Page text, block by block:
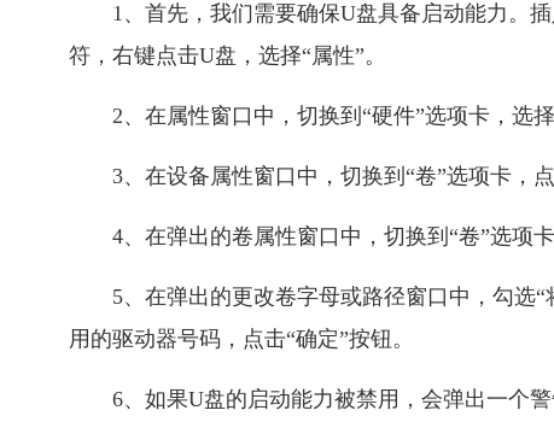
1、首先，我们需要确保U盘具备启动能力。
符，右键点击U盘，选择“属性”。
2、在属性窗口中，切换到“硬件”选项卡，选
3、在设备属性窗口中，切换到“卷”选项卡，点
4、在弹出的卷属性窗口中，切换到“卷”选项卡
5、在弹出的更改卷字母或路径窗口中，勾选
用的驱动器号码，点击“确定”按钮。
6、如果U盘的启动能力被禁用，会弹出一个